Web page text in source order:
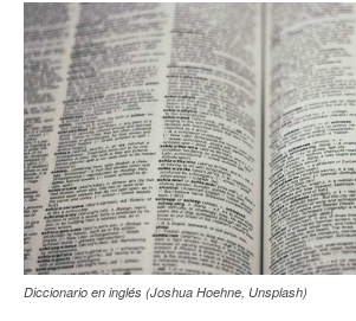
Diccionario en inglés (Joshua Hoehne, Unsplash)